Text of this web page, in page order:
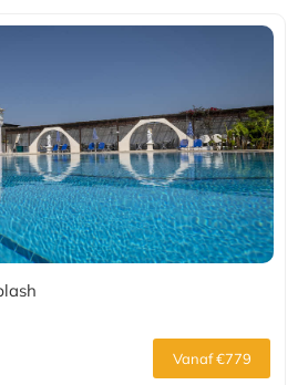
Vanaf €779